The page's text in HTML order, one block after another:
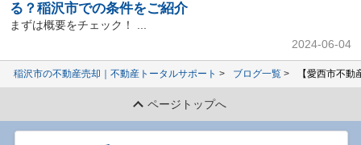
る？稲沢市での条件をご紹介
まずは概要をチェック！ ...
2024-06-04
稲沢市の不動産売却｜不動産トータルサポート ブログ一覧 【愛西市不
ページトップへ